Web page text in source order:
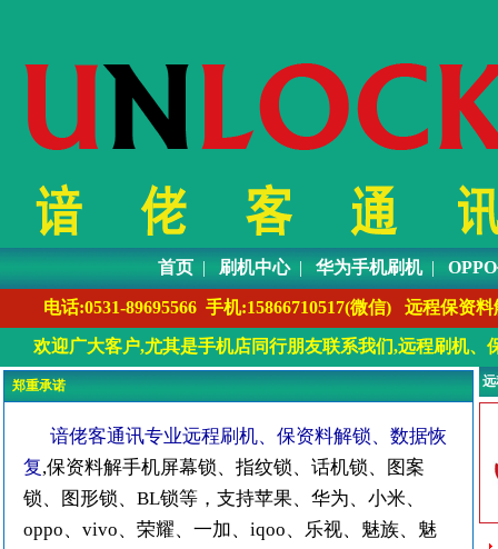
首页| 刷机中心| 华为手机刷机|
电话:0531-89695566 手机:15866710517(微信) 远程保资
欢迎广大客户,尤其是手机店同行朋友联系我们,远程刷机
郑重承诺
谙佬客通讯专业远程刷机、保资料解锁、数据恢
复,保资料解手机屏幕锁、指纹锁、话机锁、图案
锁、图形锁、BL锁等，支持苹果、华为、小米、
oppo、vivo、荣耀、一加、iqoo、乐视、魅族、魅